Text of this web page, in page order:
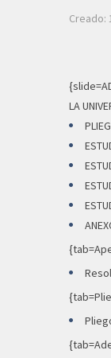
Creado:
LA